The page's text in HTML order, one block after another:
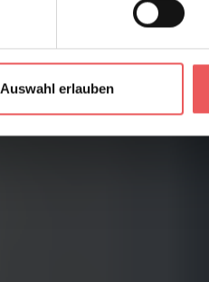
Auswahl erlauben